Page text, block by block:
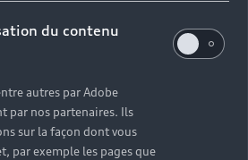
du contenu
autres par Adobe
par nos partenaires. Ils
sur la façon dont vous
par exemple les pages que